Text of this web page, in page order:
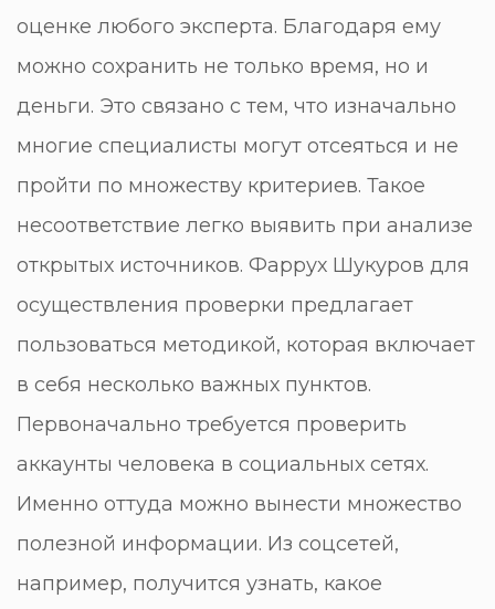
оценке любого эксперта. Благодаря ему
можно сохранить не только время, но и
деньги. Это связано с тем, что изначально
многие специалисты могут отсеяться и не
пройти по множеству критериев. Такое
несоответствие легко выявить при анализе
открытых источников. Фаррух Шукуров для
осуществления проверки предлагает
пользоваться методикой, которая включает
в себя несколько важных пунктов.
Первоначально требуется проверить
аккаунты человека в социальных сетях.
Именно оттуда можно вынести множество
полезной информации. Из соцсетей,
например, получится узнать, какое